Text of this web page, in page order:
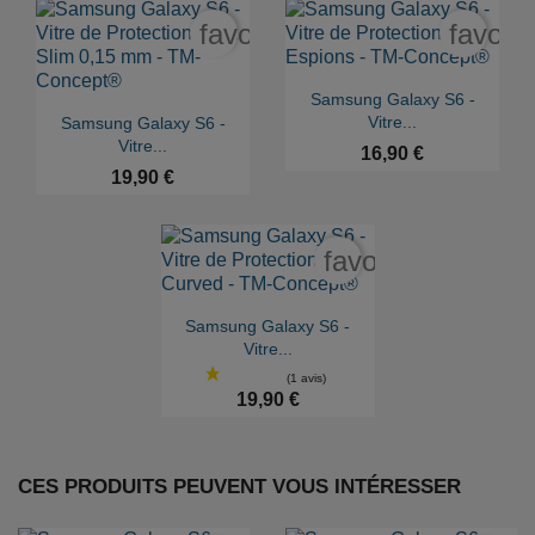
 Aperçu rapide
Samsung Galaxy S6 -
Vitre...
19,90 €
favorite_border
 Aperçu rapide
Samsung Galaxy S6 -
Vitre...
16,90 €
 Aperçu rapide
Samsung Galaxy S6 -
Vitre...
19,90 €
favorite_border
CES PRODUITS PEUVENT VOUS INTÉRESSER